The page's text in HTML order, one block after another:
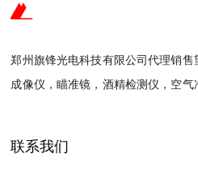
郑州旗锋光电科技有限公司代理销
成像仪，瞄准镜，酒精检测仪，空气
联系我们